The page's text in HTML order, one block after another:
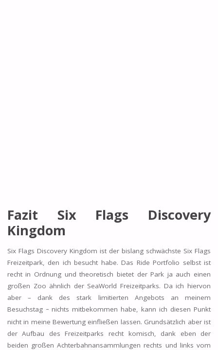
Fazit Six Flags Discovery
Kingdom
Six Flags Discovery Kingdom ist der bislang schwächste Six Flags
Freizeitpark, den ich besucht habe. Das Ride Portfolio selbst ist
recht in Ordnung und theoretisch bietet der Park ja auch einen
großen Zoo ähnlich der SeaWorld Freizeitparks. Da ich hiervon
aber – dank des stark limitierten Angebots an meinem
Besuchstag – nichts mitbekommen habe, kann ich diesen Punkt
nicht in meine Bewertung einfließen lassen. Grundsätzlich aber ist
der Aufbau des Freizeitparks recht komisch, dank eben der
beiden großen Achterbahnansammlungen rechts und links vom